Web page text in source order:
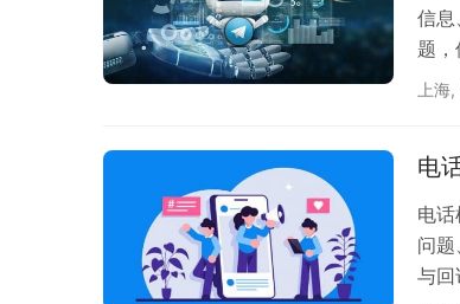
信息
题，
上海,
电
电
问
与回